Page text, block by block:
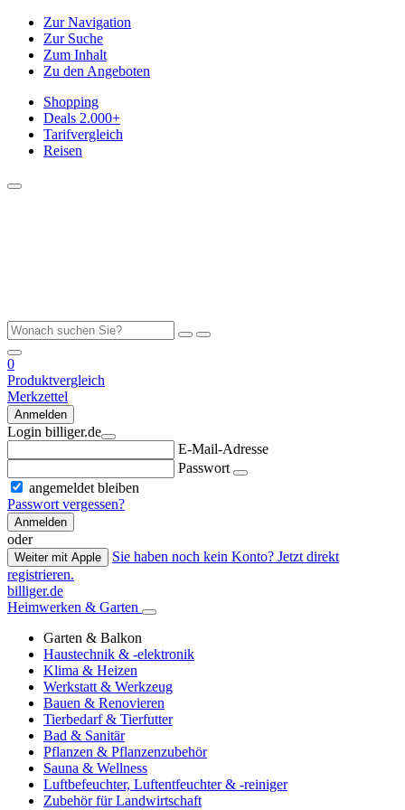
Zur Navigation
Zur Suche
Zum Inhalt
Zu den Angeboten
Shopping
Deals 2.000+
Tarifvergleich
Reisen
0
Produktvergleich
Merkzettel
Anmelden
Login billiger.de
E-Mail-Adresse
Passwort
angemeldet bleiben
Passwort vergessen?
Anmelden
oder
Weiter mit Apple
Sie haben noch kein Konto? Jetzt direkt
registrieren.
billiger.de
Heimwerken & Garten
Garten & Balkon
Haustechnik & -elektronik
Klima & Heizen
Werkstatt & Werkzeug
Bauen & Renovieren
Tierbedarf & Tierfutter
Bad & Sanitär
Pflanzen & Pflanzenzubehör
Sauna & Wellness
Luftbefeuchter, Luftentfeuchter & -reiniger
Zubehör für Landwirtschaft